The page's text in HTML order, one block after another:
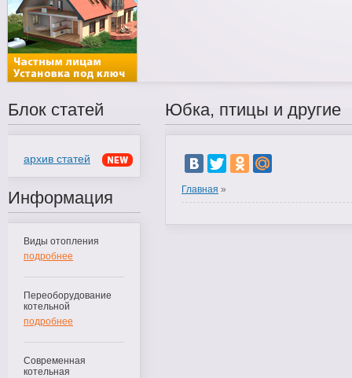
Блок статей
архив статей
Информация
Виды отопления
подробнее
Переоборудование
котельной
подробнее
Современная
котельная
Юбка, птицы и другие
Главная »